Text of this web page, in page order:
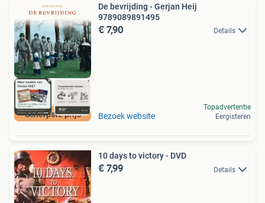
Scherpste prijs
De bevrijding - Gerjan Heij
9789089891495
€ 7,90 Details
Bezoek website
Topadvertentie
Eergisteren
10 days to victory - DVD
€ 7,99 Details